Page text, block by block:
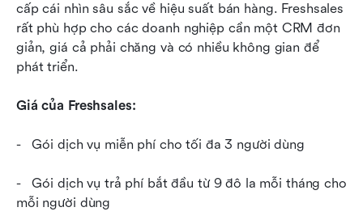
cấp cái nhìn sâu sắc về hiệu suất bán hàng. Freshsales
rất phù hợp cho các doanh nghiệp cần một CRM đơn
giản, giá cả phải chăng và có nhiều không gian để
phát triển.
Giá của Freshsales:
-   Gói dịch vụ miễn phí cho tối đa 3 người dùng
-   Gói dịch vụ trả phí bắt đầu từ 9 đô la mỗi tháng cho
mỗi người dùng